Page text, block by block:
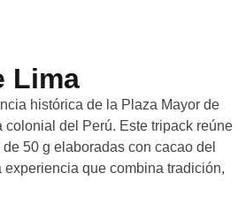
Lima
histórica de la Plaza Mayor de
colonial del Perú. Este tripack reúne
50 g elaboradas con cacao del
que combina tradición,